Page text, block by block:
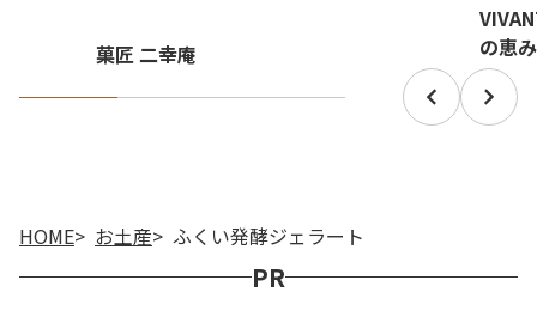
HOME お土産 ふくい発酵ジェラート
菓匠 二幸庵
の恵
PR